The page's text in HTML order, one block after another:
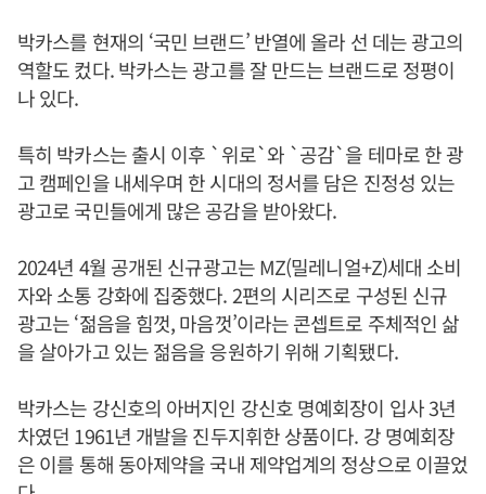
박카스를 현재의 ‘국민 브랜드’ 반열에 올라 선 데는 광고의
역할도 컸다. 박카스는 광고를 잘 만드는 브랜드로 정평이
나 있다.
특히 박카스는 출시 이후 `위로`와 `공감`을 테마로 한 광
고 캠페인을 내세우며 한 시대의 정서를 담은 진정성 있는
광고로 국민들에게 많은 공감을 받아왔다.
2024년 4월 공개된 신규광고는 MZ(밀레니얼+Z)세대 소비
자와 소통 강화에 집중했다. 2편의 시리즈로 구성된 신규
광고는 ‘젊음을 힘껏, 마음껏’이라는 콘셉트로 주체적인 삶
을 살아가고 있는 젊음을 응원하기 위해 기획됐다.
박카스는 강신호의 아버지인 강신호 명예회장이 입사 3년
차였던 1961년 개발을 진두지휘한 상품이다. 강 명예회장
은 이를 통해 동아제약을 국내 제약업계의 정상으로 이끌었